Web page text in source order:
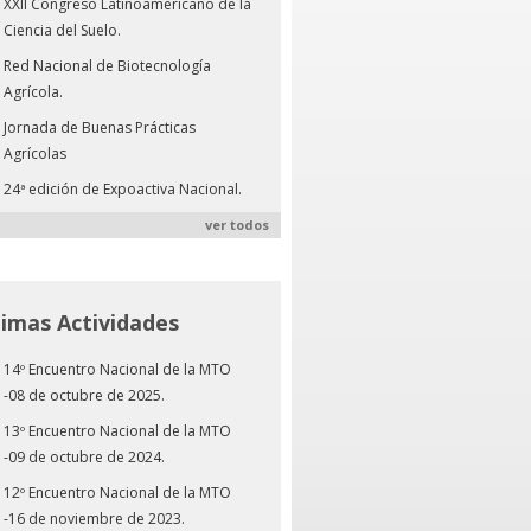
XXII Congreso Latinoamericano de la
Ciencia del Suelo.
Red Nacional de Biotecnología
Agrícola.
Jornada de Buenas Prácticas
Agrícolas
24ª edición de Expoactiva Nacional.
ver todos
Actividades
14º Encuentro Nacional de la MTO
-08 de octubre de 2025.
13º Encuentro Nacional de la MTO
-09 de octubre de 2024.
12º Encuentro Nacional de la MTO
-16 de noviembre de 2023.